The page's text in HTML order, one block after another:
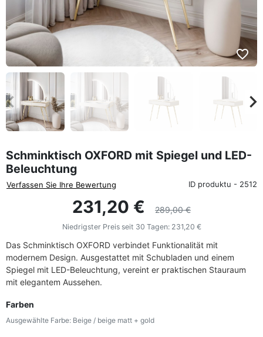
favorite_border
Zurück
Schminktisch OXFORD mit Spiegel und LED-
Beleuchtung
Verfassen Sie Ihre Bewertung ID produktu - 2512
231,20 € 289,00 €
Niedrigster Preis seit 30 Tagen: 231,20 €
Das Schminktisch OXFORD verbindet Funktionalität mit
modernem Design. Ausgestattet mit Schubladen und einem
Spiegel mit LED-Beleuchtung, vereint er praktischen Stauraum
mit elegantem Aussehen.
Farben
Ausgewählte Farbe: Beige / beige matt + gold